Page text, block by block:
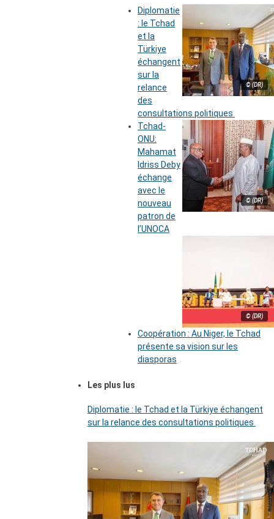
© (DR)
Diplomatie
: le Tchad
et la
Türkiye
échangent
sur la
relance
des
consultations politiques
© (DR)
Tchad-
ONU:
Mahamat
Idriss Deby
échange
avec le
nouveau
patron de
l’UNOCA
© (DR)
Coopération : Au Niger, le Tchad
présente sa vision sur les
diasporas
Les plus lus
Diplomatie : le Tchad et la Türkiye échangent
sur la relance des consultations politiques